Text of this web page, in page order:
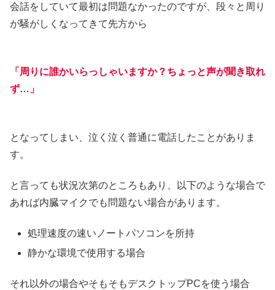
会話をしていて最初は問題なかったのですが、段々と周り
が騒がしくなってきて先方から
「周りに誰かいらっしゃいますか？ちょっと声が聞き取れ
ず…」
となってしまい、泣く泣く普通に電話したことがありま
す。
と言っても状況次第のところもあり、以下のような場合で
あれば内臓マイクでも問題ない場合があります。
処理速度の速いノートパソコンを所持
静かな環境で使用する場合
それ以外の場合やそもそもデスクトップPCを使う場合